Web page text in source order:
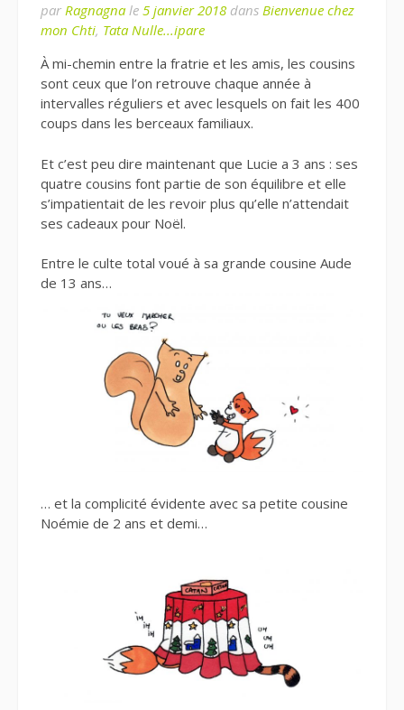
par Ragnagna le 5 janvier 2018 dans Bienvenue chez
mon Chti, Tata Nulle...ipare
À mi-chemin entre la fratrie et les amis, les cousins
sont ceux que l’on retrouve chaque année à
intervalles réguliers et avec lesquels on fait les 400
coups dans les berceaux familiaux.
Et c’est peu dire maintenant que Lucie a 3 ans : ses
quatre cousins font partie de son équilibre et elle
s’impatientait de les revoir plus qu’elle n’attendait
ses cadeaux pour Noël.
Entre le culte total voué à sa grande cousine Aude
de 13 ans…
… et la complicité évidente avec sa petite cousine
Noémie de 2 ans et demi…